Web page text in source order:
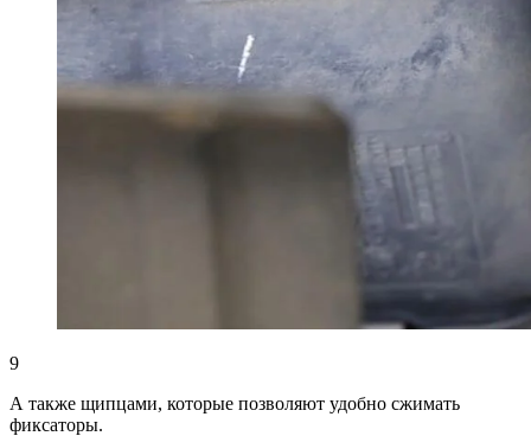
9
А также щипцами, которые позволяют удобно сжимать
фиксаторы.